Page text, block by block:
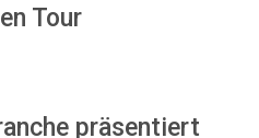
Tour
präsentiert